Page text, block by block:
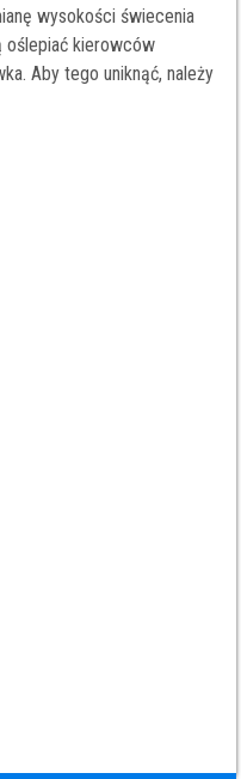
wysokości świecenia
oślepiać kierowców
Aby tego uniknąć, należy